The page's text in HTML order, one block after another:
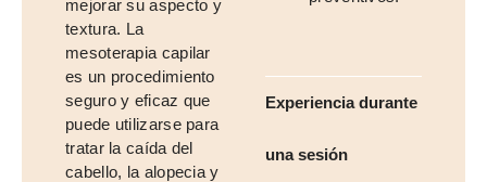
mejorar su aspecto y
textura. La
mesoterapia capilar
es un procedimiento
seguro y eficaz que
puede utilizarse para
tratar la caída del
cabello, la alopecia y
Experiencia durante
una sesión